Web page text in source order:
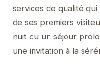
services de qualité
de ses premiers
nuit ou un séjour
une invitation à la